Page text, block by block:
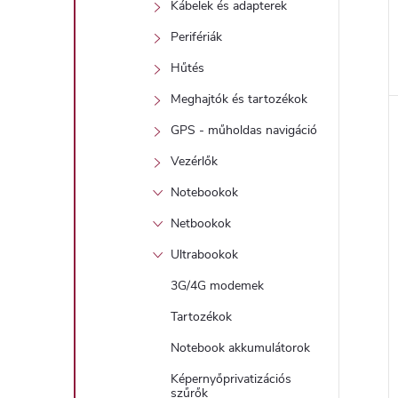
Kábelek és adapterek
Perifériák
Hűtés
Meghajtók és tartozékok
GPS - műholdas navigáció
Vezérlők
Notebookok
Netbookok
Ultrabookok
3G/4G modemek
Tartozékok
Notebook akkumulátorok
Képernyőprivatizációs
szűrők
l